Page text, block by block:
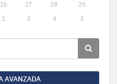
26 27 28
29
2 3 4 5
AVANZADA